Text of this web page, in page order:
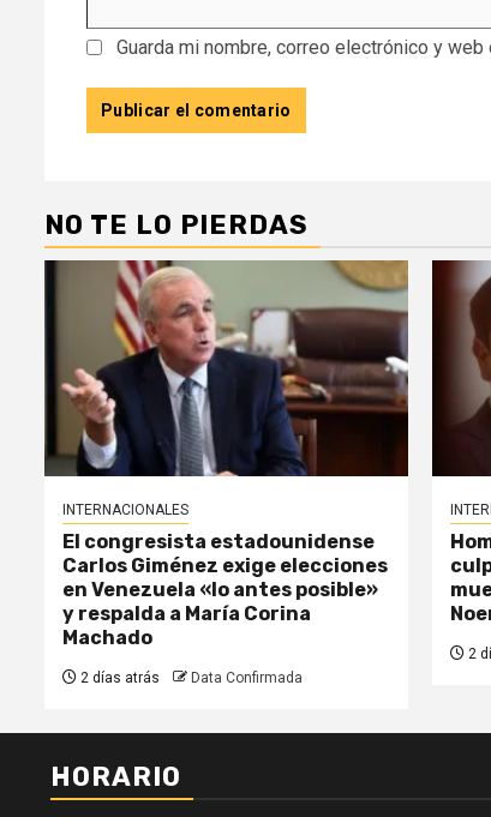
Guarda mi nombre, correo electrónico y
NO TE LO PIERDAS
INTERNACIONALES
El congresista estadounidense
Carlos Giménez exige elecciones
en Venezuela «lo antes posible»
y respalda a María Corina
Machado
2 días atrás Data Confirmada
2
HORARIO